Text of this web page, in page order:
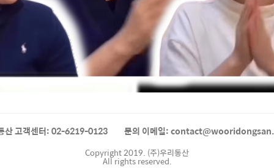
산 고객센터: 02-6219-0123 문의 이메일:
Copyright 2019. (주)우리동산
All rights reserved.